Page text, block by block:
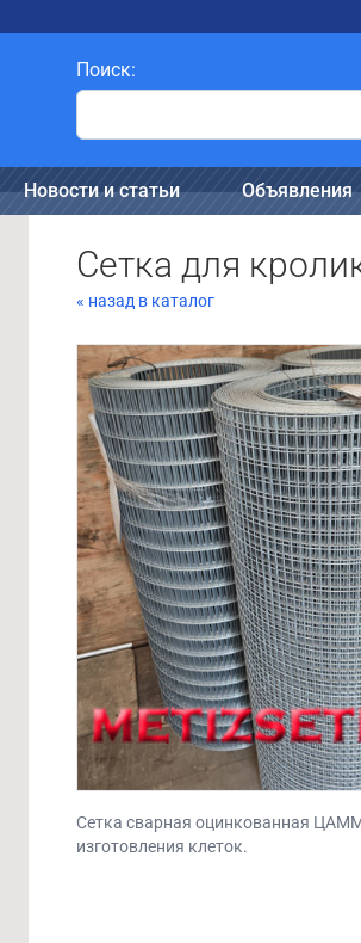
Поиск:
Новости и статьи Объявления
Сетка для
« назад в каталог
Сетка сварная оцинкованная
изготовления клеток.